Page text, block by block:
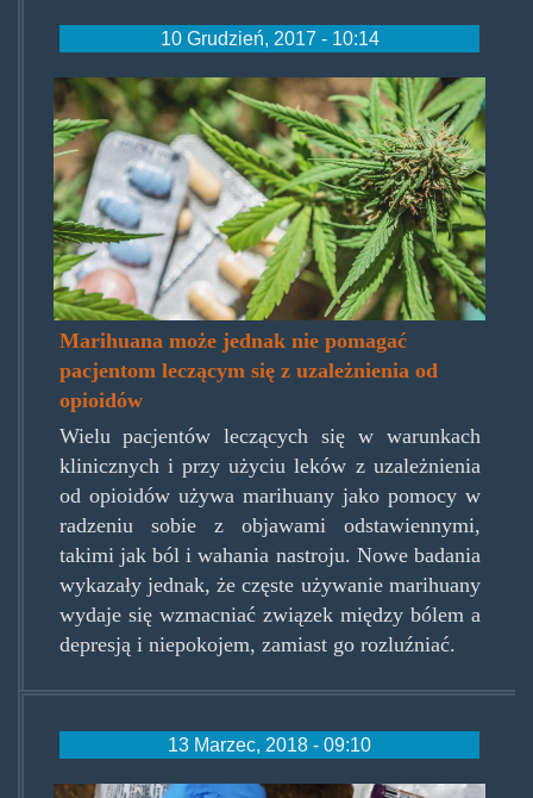
10 Grudzień, 2017 - 10:14
weedopioid.jpg
Marihuana może jednak nie pomagać
pacjentom leczącym się z uzależnienia od
opioidów
Wielu pacjentów leczących się w warunkach
klinicznych i przy użyciu leków z uzależnienia
od opioidów używa marihuany jako pomocy w
radzeniu sobie z objawami odstawiennymi,
takimi jak ból i wahania nastroju. Nowe badania
wykazały jednak, że częste używanie marihuany
wydaje się wzmacniać związek między bólem a
depresją i niepokojem, zamiast go rozluźniać.
13 Marzec, 2018 - 09:10